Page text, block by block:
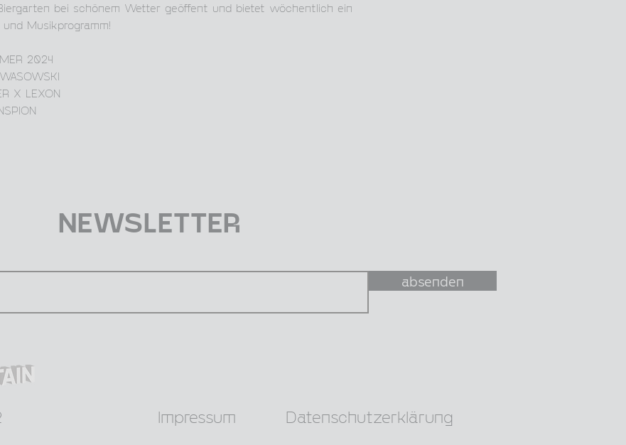
bei schönem Wetter geöffent und bietet wöchentlich ein
Musikprogramm!
2024
X LEXON
NEWSLETTER
absenden
Impressum Datenschutzerklärung